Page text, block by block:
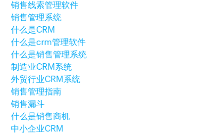
销售线索管理软件
销售管理系统
什么是CRM
什么是crm管理软件
什么是销售管理系统
制造业CRM系统
外贸行业CRM系统
销售管理指南
销售漏斗
什么是销售商机
中小企业CRM